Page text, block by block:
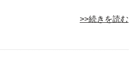
>>続きを読む